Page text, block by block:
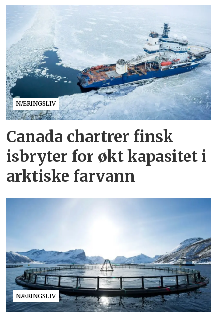
NÆRINGSLIV
Canada chartrer finsk
isbryter for økt kapasitet i
arktiske farvann
NÆRINGSLIV